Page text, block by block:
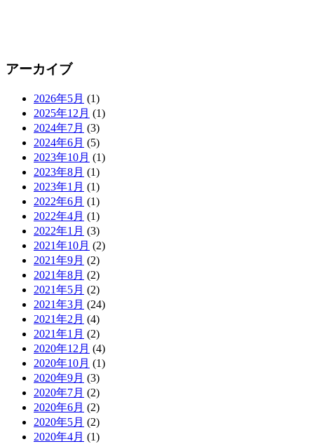
アーカイブ
2026年5月 (1)
2025年12月 (1)
2024年7月 (3)
2024年6月 (5)
2023年10月 (1)
2023年8月 (1)
2023年1月 (1)
2022年6月 (1)
2022年4月 (1)
2022年1月 (3)
2021年10月 (2)
2021年9月 (2)
2021年8月 (2)
2021年5月 (2)
2021年3月 (24)
2021年2月 (4)
2021年1月 (2)
2020年12月 (4)
2020年10月 (1)
2020年9月 (3)
2020年7月 (2)
2020年6月 (2)
2020年5月 (2)
2020年4月 (1)